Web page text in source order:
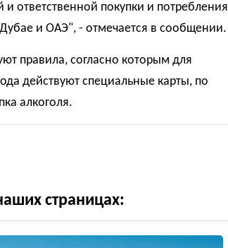
ответственной покупки и потребления
и ОАЭ", - отмечается в сообщении.
правила, согласно которым для
действуют специальные карты, по
алкоголя.
страницах: